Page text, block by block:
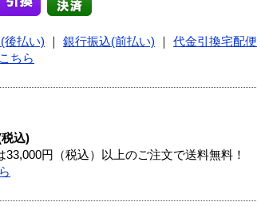
後払い) 銀行振込(前払い) 代金引換宅配便
ちら
込)
円（税込）以上のご注文で送料無料！